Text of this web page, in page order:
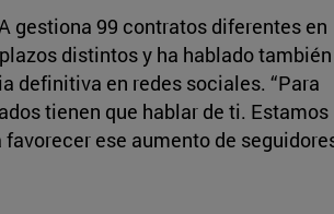
gestiona 99 contratos diferentes en
distintos y ha hablado
definitiva en redes sociales. “Para
tienen que hablar de ti. Estamos
ese aumento de